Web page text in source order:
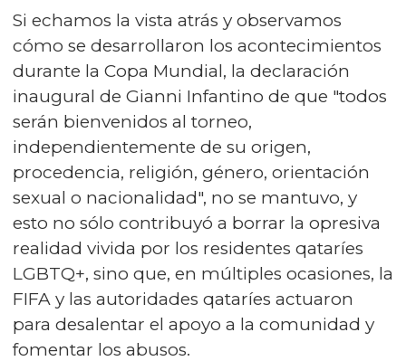
Si echamos la vista atrás y observamos
cómo se desarrollaron los acontecimientos
durante la Copa Mundial, la declaración
inaugural de Gianni Infantino de que "todos
serán bienvenidos al torneo,
independientemente de su origen,
procedencia, religión, género, orientación
sexual o nacionalidad", no se mantuvo, y
esto no sólo contribuyó a borrar la opresiva
realidad vivida por los residentes qataríes
LGBTQ+, sino que, en múltiples ocasiones, la
FIFA y las autoridades qataríes actuaron
para desalentar el apoyo a la comunidad y
fomentar los abusos.